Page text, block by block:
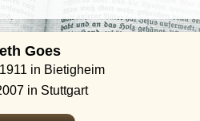
Goes
in Bietigheim
in Stuttgart